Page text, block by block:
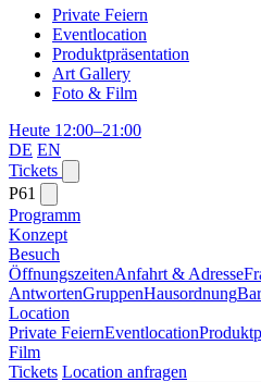
Private Feiern
Eventlocation
Produktpräsentation
Art Gallery
Foto & Film
Heute 12:00–21:00
DE EN
Tickets
P61
Programm
Konzept
Besuch
ÖffnungszeitenAnfahrt & Adresse
AntwortenGruppenHausordnung
Location
Private FeiernEventlocation
Film
Tickets Location anfragen